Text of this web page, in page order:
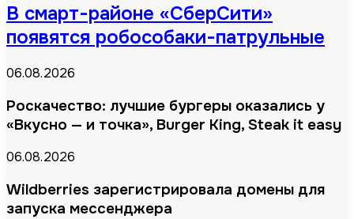
В смарт-районе «СберСити»
появятся робособаки-патрульные
06.08.2026
Роскачество: лучшие бургеры оказались у
«Вкусно — и точка», Burger King, Steak it easy
06.08.2026
Wildberries зарегистрировала домены для
запуска мессенджера